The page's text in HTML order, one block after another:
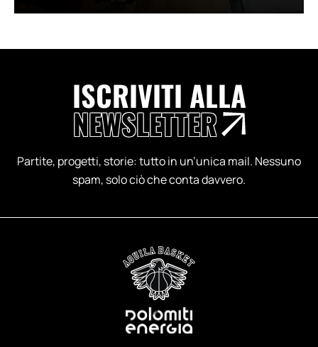
ISCRIVITI ALLA
NEWSLETTER
Partite, progetti, storie: tutto in un’unica mail. Nessuno
spam, solo ciò che conta davvero.